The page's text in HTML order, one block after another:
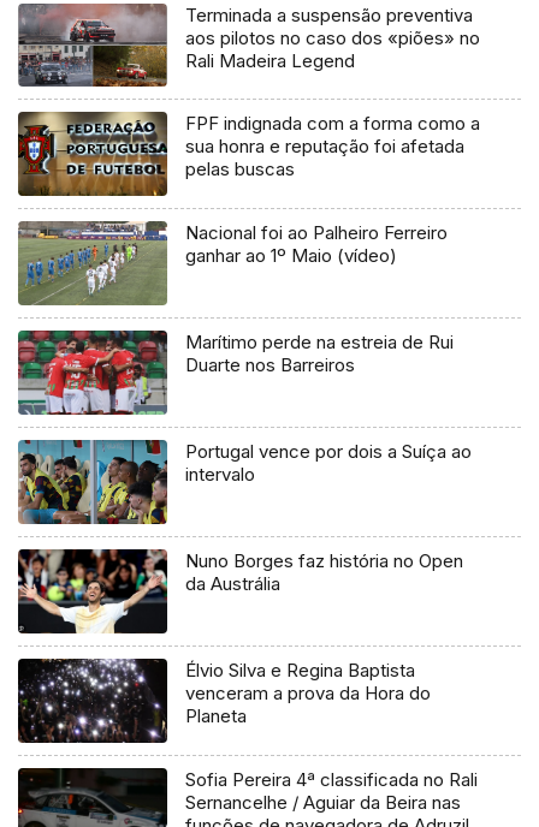
Terminada a suspensão preventiva
aos pilotos no caso dos «piões» no
Rali Madeira Legend
FPF indignada com a forma como a
sua honra e reputação foi afetada
pelas buscas
Nacional foi ao Palheiro Ferreiro
ganhar ao 1º Maio (vídeo)
Marítimo perde na estreia de Rui
Duarte nos Barreiros
Portugal vence por dois a Suíça ao
intervalo
Nuno Borges faz história no Open
da Austrália
Élvio Silva e Regina Baptista
venceram a prova da Hora do
Planeta
Sofia Pereira 4ª classificada no Rali
Sernancelhe / Aguiar da Beira nas